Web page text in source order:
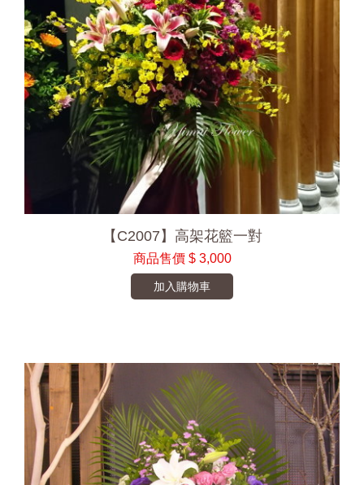
【C2007】高架花籃一對
商品售價 $ 3,000
加入購物車